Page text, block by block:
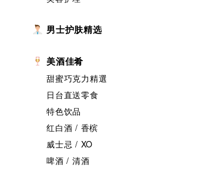
男士护肤精选
美酒佳肴
甜蜜巧克力精選
日台直送零食
特色饮品
红白酒 / 香槟
威士忌 / XO
啤酒 / 清酒